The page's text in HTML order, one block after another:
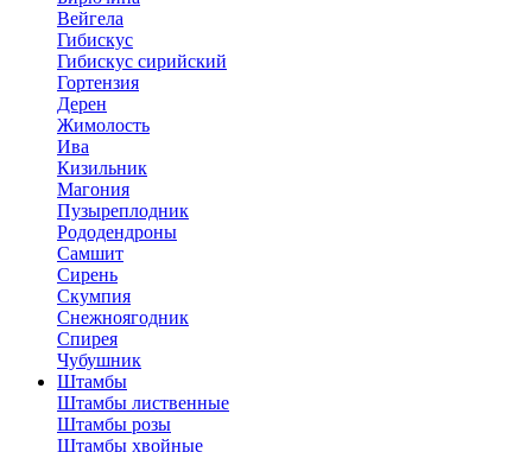
Вейгела
Гибискус
Гибискус сирийский
Гортензия
Дерен
Жимолость
Ива
Кизильник
Магония
Пузыреплодник
Рододендроны
Самшит
Сирень
Скумпия
Снежноягодник
Спирея
Чубушник
Штамбы
Штамбы лиственные
Штамбы розы
Штамбы хвойные